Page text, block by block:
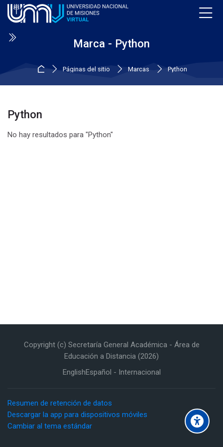
Skip to navigation
Skip to login form
Salta al contenido principal
Skip to accessibility options
Skip to footer
Skip accessibility options
Marca - Python
InicioPáginas del sitio Marcas Python
Python
No hay resultados para "Python"
Copyright (c) Secretaría General Académica - Área de
Educación a Distancia (2026)
EnglishEspañol - Internacional
Resumen de retención de datos
Descargar la app para dispositivos móviles
Cambiar al tema estándar